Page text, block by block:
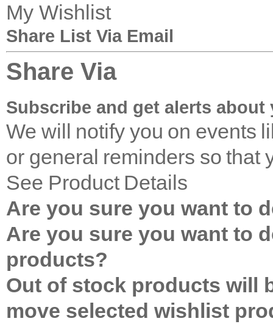
My Wishlist
Share List Via Email
Share Via
Subscribe and get alerts
We will notify you on events
or general reminders so that
See Product Details
Are you sure you want to
Are you sure you want to
products?
Out of stock products will
move selected wishlist